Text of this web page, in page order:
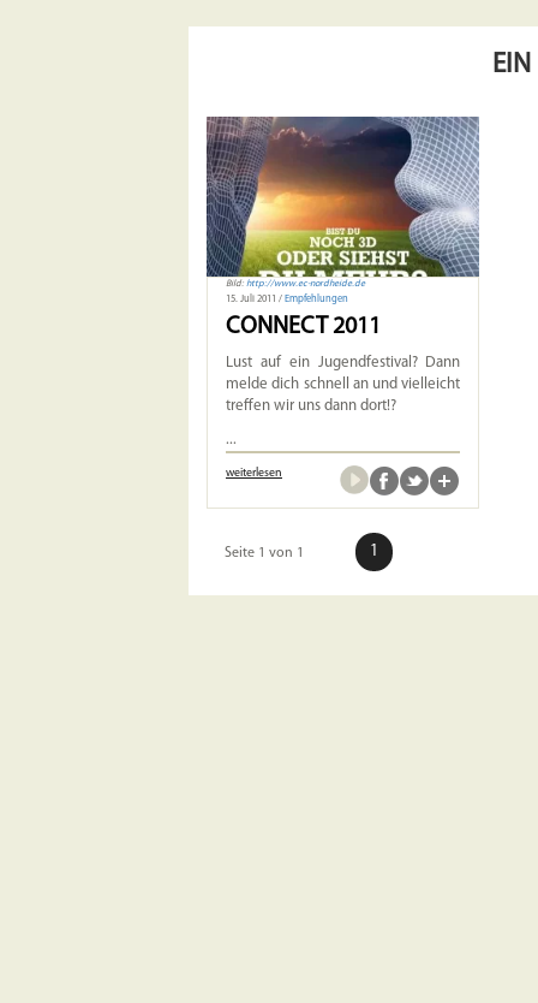
EIN
Bild: http://www.ec-nordheide.de
15. Juli 2011 / Empfehlungen
CONNECT 2011
Lust auf ein Jugendfestival? Dann
melde dich schnell an und vielleicht
treffen wir uns dann dort!?
...
weiterlesen
Seite 1 von 1 1